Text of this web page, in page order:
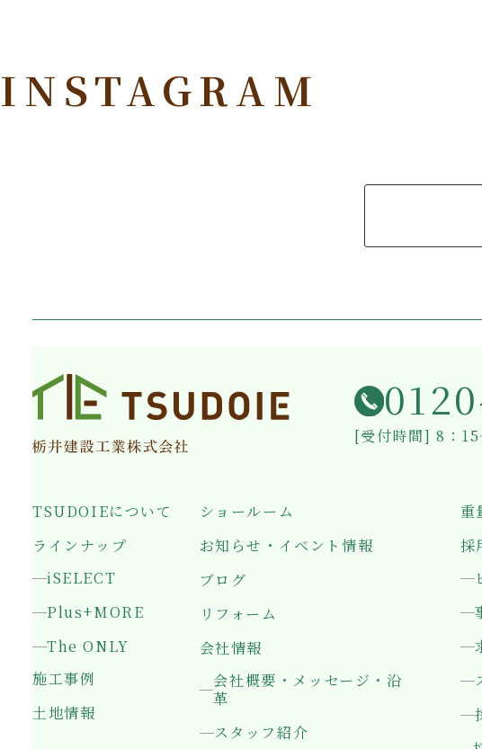
INSTAGRAM
[受付時間] 8：15
TSUDOIEについて
ラインナップ
iSELECT
Plus+MORE
The ONLY
施工事例
土地情報
ショールーム
お知らせ・イベント情報
ブログ
リフォーム
会社情報
会社概要・メッセージ・沿
革
スタッフ紹介
重
採